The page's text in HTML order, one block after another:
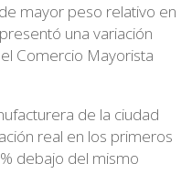
mayor peso relativo en
una variación
Comercio Mayorista
de la ciudad
real en los primeros
debajo del mismo